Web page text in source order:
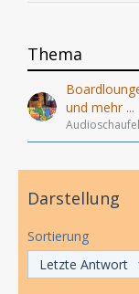
Thema
und mehr ...
Audioschaufel
Darstellung
Sortierung